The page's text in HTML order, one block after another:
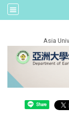
Asia
Share